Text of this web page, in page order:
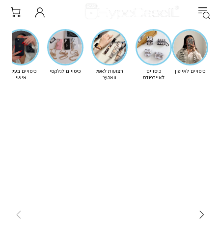
כיסויים לאייפון
כיסויים
לאיירפודס
רצועות לאפל
וואטץ'
כיסויים לגלקסי
כיסויים בעיצוב
אישי